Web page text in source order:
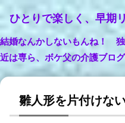
ひとりで楽しく、早期
結婚なんかしないもんね！
近は専ら、ボケ父の介護ブロ
雛人形を片付けな